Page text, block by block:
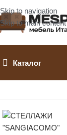
Skip to navigation
Skip to main content
Каталог